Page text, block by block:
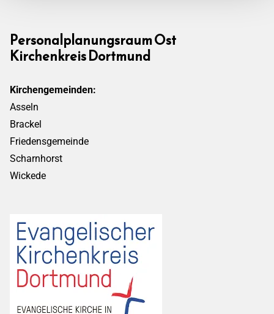
Personalplanungsraum Ost
Kirchenkreis Dortmund
Kirchengemeinden:
Asseln
Brackel
Friedensgemeinde
Scharnhorst
Wickede